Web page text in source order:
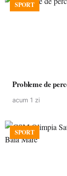
SPORT
Probleme de
acum 1 zi
SPORT